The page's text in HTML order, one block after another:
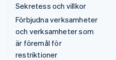
Sekretess och villkor
Förbjudna verksamheter
och verksamheter som
är föremål för
restriktioner